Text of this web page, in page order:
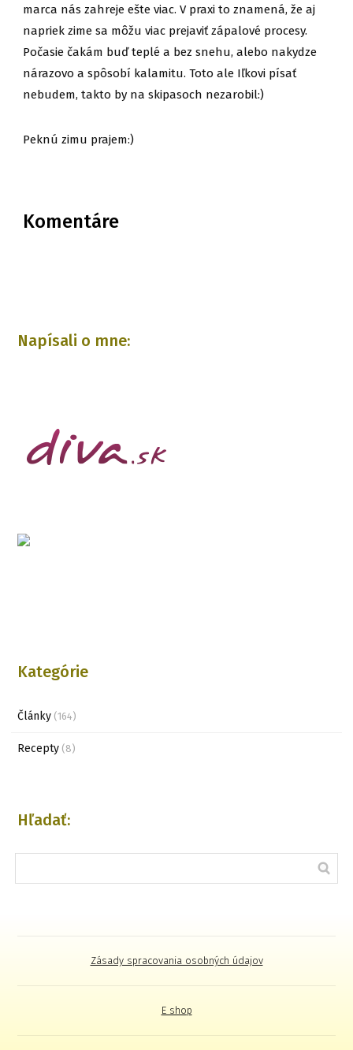
marca nás zahreje ešte viac. V praxi to znamená, že aj
napriek zime sa môžu viac prejaviť zápalové procesy.
Počasie čakám buď teplé a bez snehu, alebo nakydze
nárazovo a spôsobí kalamitu. Toto ale Iľkovi písať
nebudem, takto by na skipasoch nezarobil:)
Peknú zimu prajem:)
Komentáre
Napísali o mne:
Kategórie
Články (164)
Recepty (8)
Hľadať:
Zásady spracovania osobných údajov
E shop